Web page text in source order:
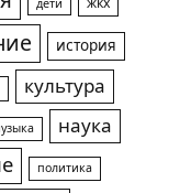
дети
история
культура
наука
политика